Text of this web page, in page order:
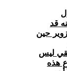
قد
حين
ليس
هذه